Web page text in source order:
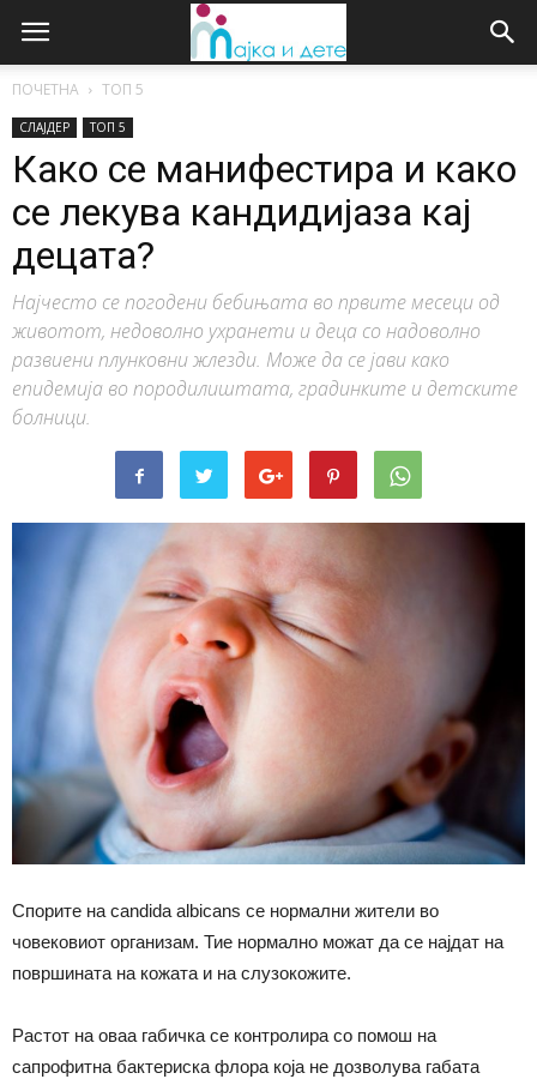
ПОЧЕТНА ТОП 5
СЛАЈДЕР ТОП 5
Како се манифестира и како
се лекува кандидијаза кај
децата?
Најчесто се погодени бебињата во првите месеци од
животот, недоволно ухранети и деца со надоволно
развиени плунковни жлезди. Може да се јави како
епидемија во породилиштата, градинките и детските
болници.
Спорите на candida albicans се нормални жители во
човековиот организам. Тие нормално можат да се најдат на
површината на кожата и на слузокожите.
Растот на оваа габичка се контролира со помош на
сапрофитна бактериска флора која не дозволува габата